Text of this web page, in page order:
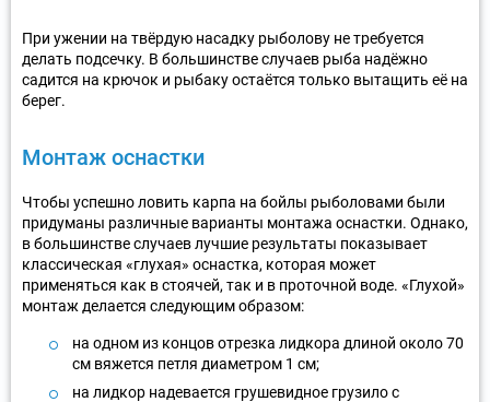
При ужении на твёрдую насадку рыболову не требуется
делать подсечку. В большинстве случаев рыба надёжно
садится на крючок и рыбаку остаётся только вытащить её на
берег.
Монтаж оснастки
Чтобы успешно ловить карпа на бойлы рыболовами были
придуманы различные варианты монтажа оснастки. Однако,
в большинстве случаев лучшие результаты показывает
классическая «глухая» оснастка, которая может
применяться как в стоячей, так и в проточной воде. «Глухой»
монтаж делается следующим образом:
на одном из концов отрезка лидкора длиной около 70
см вяжется петля диаметром 1 см;
на лидкор надевается грушевидное грузило с